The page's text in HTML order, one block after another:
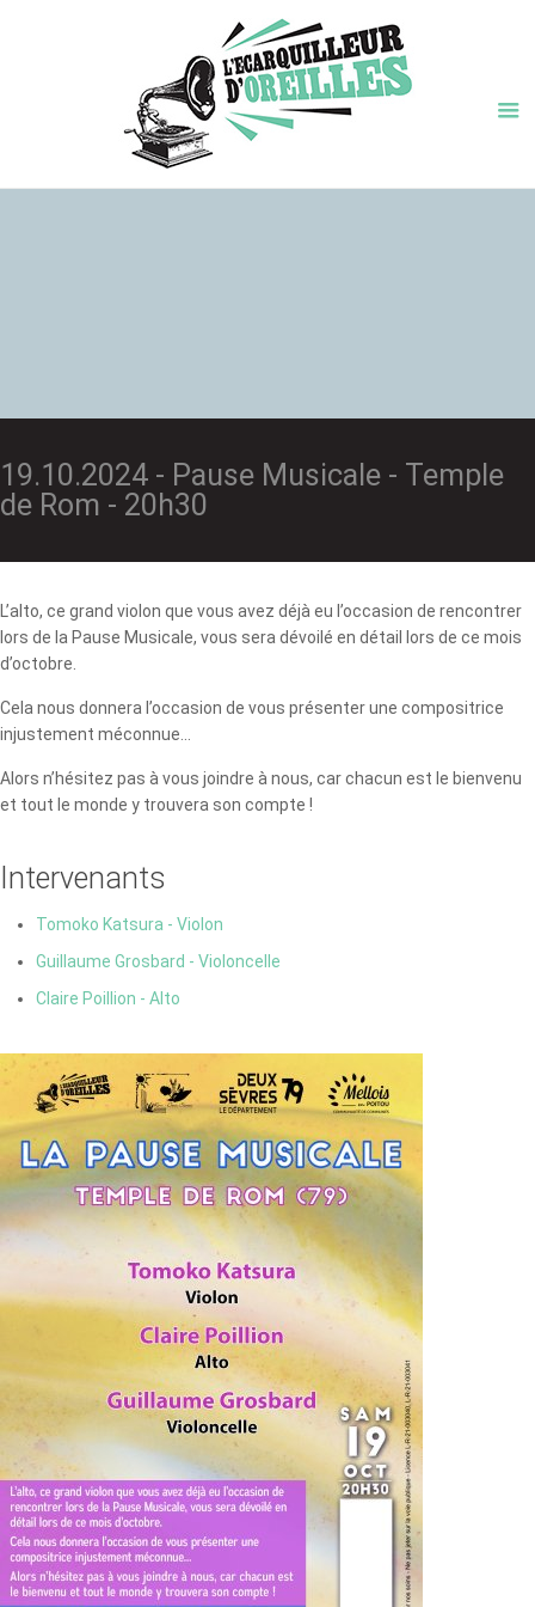
19.10.2024 - Pause Musicale - Temple
de Rom - 20h30
L’alto, ce grand violon que vous avez déjà eu l’occasion de rencontrer
lors de la Pause Musicale, vous sera dévoilé en détail lors de ce mois
d’octobre.
Cela nous donnera l’occasion de vous présenter une compositrice
injustement méconnue...
Alors n’hésitez pas à vous joindre à nous, car chacun est le bienvenu
et tout le monde y trouvera son compte !
Intervenants
Tomoko Katsura - Violon
Guillaume Grosbard - Violoncelle
Claire Poillion - Alto